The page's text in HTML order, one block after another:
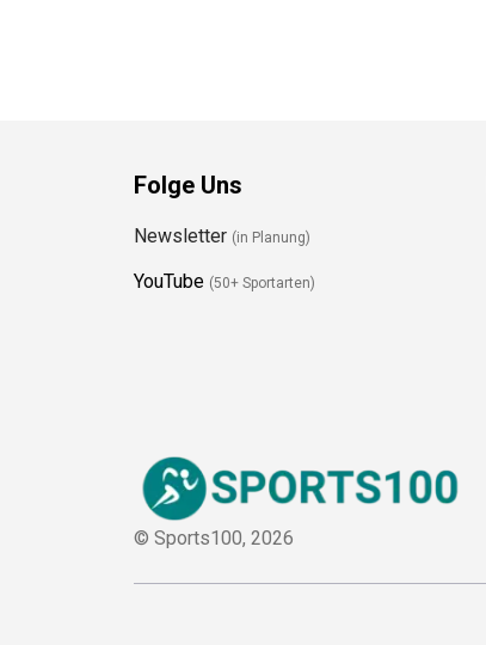
Folge Uns
Newsletter (in Planung)
YouTube (50+ Sportarten)
© Sports100, 2026